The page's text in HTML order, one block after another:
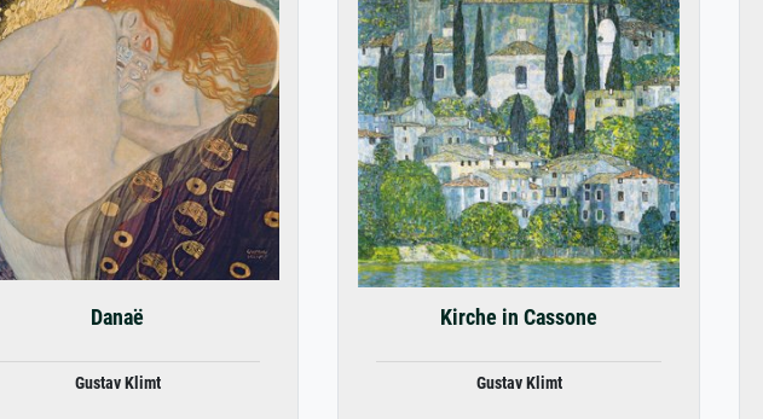
Danaë
Gustav Klimt
Kirche in Cassone
Gustav Klimt